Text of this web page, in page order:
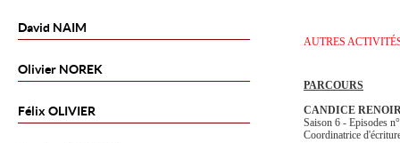
David NAIM
Olivier NOREK
Félix OLIVIER
AUTRES
PARCOURS
CANDICE
Saison 6 - Episodes
Coordinatrice